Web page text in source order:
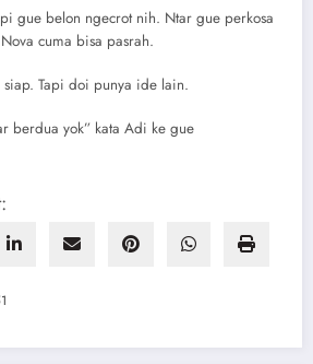
gue belon ngecrot nih. Ntar gue perkosa
cuma bisa pasrah.
Tapi doi punya ide lain.
berdua yok” kata Adi ke gue